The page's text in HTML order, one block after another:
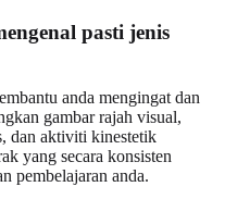
pasti jenis
anda mengingat dan
gambar rajah visual,
dan aktiviti kinestetik
yang secara konsisten
pembelajaran anda.